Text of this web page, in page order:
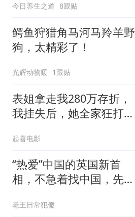
今日养生之道 8跟贴
鳄鱼狩猎角马河马羚羊野
狗，太精彩了！
光辉动物暖 1跟贴
表姐拿走我280万存折，
我挂失后，她全家狂打
起喜电影
“热爱”中国的英国新首
相，不急着找中国，先给
老王日常犯傻